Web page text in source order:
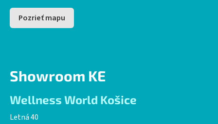
Pozrieť mapu
Showroom KE
Wellness World Košice
Letná 40